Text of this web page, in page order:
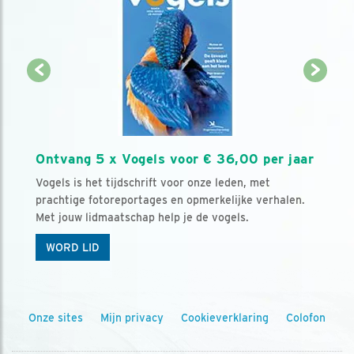
Ontvang 5 x Vogels voor € 36,00 per jaar
Vogels is het tijdschrift voor onze leden, met
prachtige fotoreportages en opmerkelijke verhalen.
Met jouw lidmaatschap help je de vogels.
WORD LID
Onze sites Mijn privacy Cookieverklaring Colofon